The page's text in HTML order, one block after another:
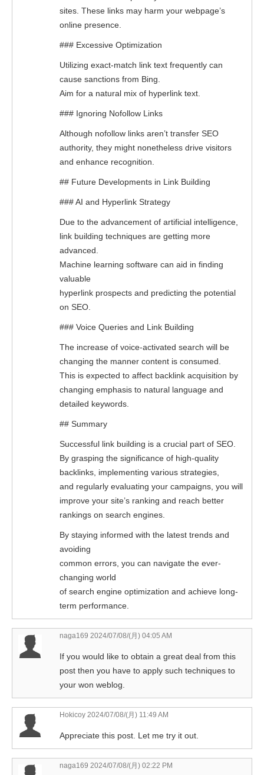
sites. These links may harm your webpage’s
online presence.
### Excessive Optimization
Utilizing exact-match link text frequently can
cause sanctions from Bing.
Aim for a natural mix of hyperlink text.
### Ignoring Nofollow Links
Although nofollow links aren’t transfer SEO
authority, they might nonetheless drive visitors
and enhance recognition.
## Future Developments in Link Building
### AI and Hyperlink Strategy
Due to the advancement of artificial intelligence,
link building techniques are getting more
advanced.
Machine learning software can aid in finding
valuable
hyperlink prospects and predicting the potential
on SEO.
### Voice Queries and Link Building
The increase of voice-activated search will be
changing the manner content is consumed.
This is expected to affect backlink acquisition by
changing emphasis to natural language and
detailed keywords.
## Summary
Successful link building is a crucial part of SEO.
By grasping the significance of high-quality
backlinks, implementing various strategies,
and regularly evaluating your campaigns, you will
improve your site’s ranking and reach better
rankings on search engines.
By staying informed with the latest trends and
avoiding
common errors, you can navigate the ever-
changing world
of search engine optimization and achieve long-
term performance.
naga169 2024/07/08/(月) 04:05 AM
If you would like to obtain a great deal from this
post then you have to apply such techniques to
your won weblog.
Hokicoy 2024/07/08/(月) 11:49 AM
Appreciate this post. Let me try it out.
naga169 2024/07/08/(月) 02:22 PM